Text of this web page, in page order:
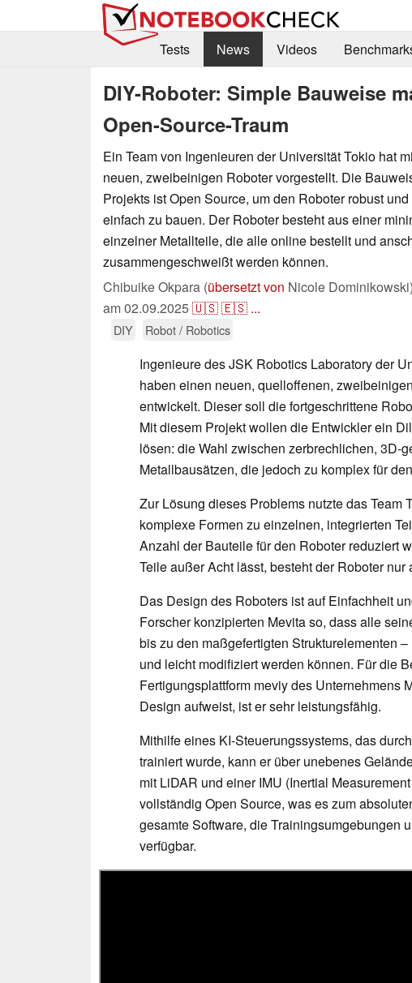
Tests
News Videos
DIY-Roboter: Simple Bauweise
Open-Source-Traum
Ein Team von Ingenieuren der Universität Tokio hat
neuen, zweibeinigen Roboter vorgestellt. Die
Projekts ist Open Source, um den Roboter robust
einfach zu bauen. Der Roboter besteht aus einer
einzelner Metallteile, die alle online bestellt und
zusammengeschweißt werden können.
Chibuike Okpara (übersetzt von Nicole
am02.09.2025🇺🇸🇪🇸 ...
DIY Robot / Robotics
Ingenieure des JSK Robotics Laboratory der
haben einen neuen, quelloffenen,
entwickelt. Dieser soll die fortgeschrittene
Mit diesem Projekt wollen die Entwickler ein
lösen: die Wahl zwischen zerbrechlichen, 3D-
Metallbausätzen, die jedoch zu komplex für
Zur Lösung dieses Problems nutzte das Team
komplexe Formen zu einzelnen, integrierten
Anzahl der Bauteile für den Roboter reduziert
Teile außer Acht lässt, besteht der Roboter
Das Design des Roboters ist auf Einfachheit
Forscher konzipierten Mevita so, dass alle
bis zu den maßgefertigten Strukturelementen
und leicht modifiziert werden können. Für die
Fertigungsplattform meviy des Unternehmens
Design aufweist, ist er sehr leistungsfähig.
Mithilfe eines KI-Steuerungssystems, das
trainiert wurde, kann er über unebenes
mit LiDAR und einer IMU (Inertial
vollständig Open Source, was es zum
gesamte Software, die Trainingsumgebungen
verfügbar.